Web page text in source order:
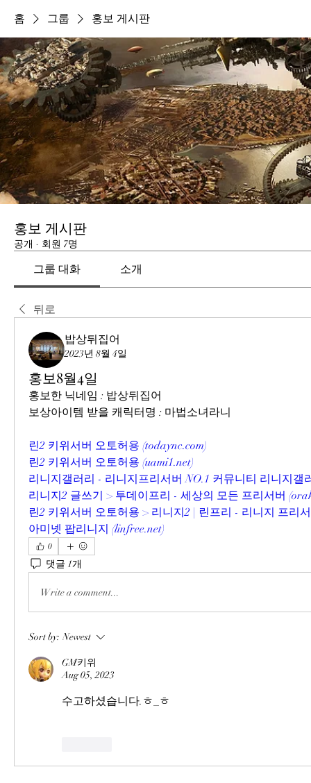
홈 그룹 홍보 게시판
홍보 게시판
공개 · 회원 7명
그룹 대화 소개
뒤로
밥상뒤집어
2023년 8월 4일
홍보8월4일
홍보한 닉네임 : 밥상뒤집어
보상아이템 받을 캐릭터명 : 마법소녀라니
린2 키위서버 오토허용 (todaync.com)
린2 키위서버 오토허용 (uami1.net)
리니지갤러리 - 리니지프리서버 NO.1 커뮤니티 리니지갤
리니지2 글쓰기 > 투데이프리 - 세상의 모든 프리서버 (
린2 키위서버 오토허용 > 리니지2 | 린프리 - 리니지 프리
아미넷 팝리니지 (linfree.net)
0
댓글 1개
Write a comment...
Sort by: Newest
GM키위
Aug 05, 2023
수고하셨습니다.ㅎ_ㅎ